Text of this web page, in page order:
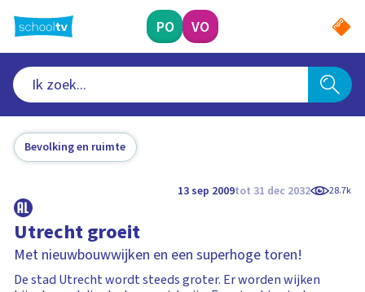
naar
hoofdinhoud
PO VO
Bevolking en ruimte
13 sep 2009tot 31 dec 2032 28.7k
Utrecht groeit
Met nieuwbouwwijken en een superhoge toren!
De stad Utrecht wordt steeds groter. Er worden wijken